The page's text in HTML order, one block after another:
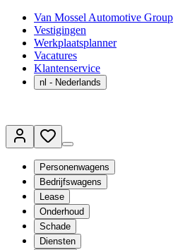
Van Mossel Automotive Group
Vestigingen
Werkplaatsplanner
Vacatures
Klantenservice
nl - Nederlands
Personenwagens
Bedrijfswagens
Lease
Onderhoud
Schade
Diensten